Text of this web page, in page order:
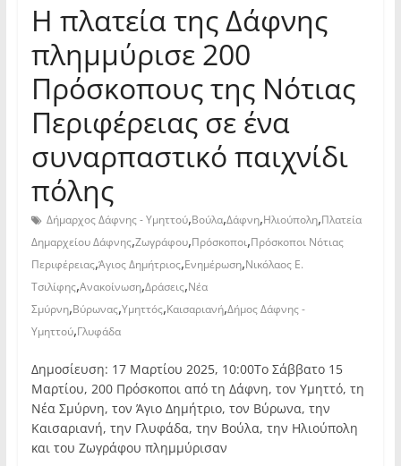
Η πλατεία της Δάφνης
πλημμύρισε 200
Πρόσκοπους της Νότιας
Περιφέρειας σε ένα
συναρπαστικό παιχνίδι
πόλης
Δήμαρχος Δάφνης - Υμηττού,Βούλα,Δάφνη,Ηλιούπολη,Πλατεία
Δημαρχείου Δάφνης,Ζωγράφου,Πρόσκοποι,Πρόσκοποι Νότιας
Περιφέρειας,Άγιος Δημήτριος,Ενημέρωση,Νικόλαος Ε.
Τσιλίφης,Ανακοίνωση,Δράσεις,Νέα
Σμύρνη,Βύρωνας,Υμηττός,Καισαριανή,Δήμος Δάφνης -
Υμηττού,Γλυφάδα
Δημοσίευση: 17 Μαρτίου 2025, 10:00Το Σάββατο 15
Μαρτίου, 200 Πρόσκοποι από τη Δάφνη, τον Υμηττό, τη
Νέα Σμύρνη, τον Άγιο Δημήτριο, τον Βύρωνα, την
Καισαριανή, την Γλυφάδα, την Βούλα, την Ηλιούπολη
και του Ζωγράφου πλημμύρισαν